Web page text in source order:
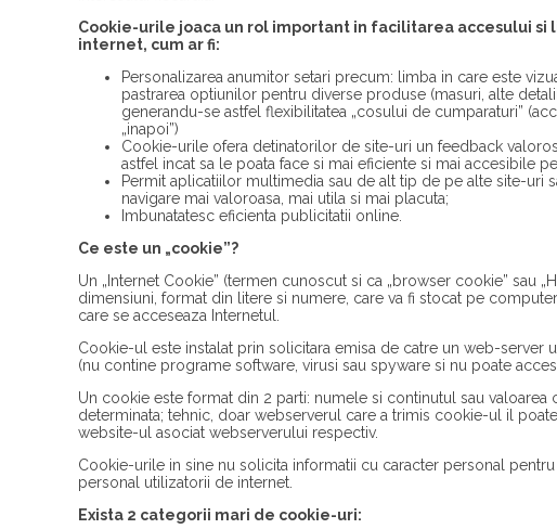
Cookie-urile joaca un rol important in facilitarea accesului
internet, cum ar fi:
Personalizarea anumitor setari precum: limba in care este
pastrarea optiunilor pentru diverse produse (masuri, alte
generandu-se astfel flexibilitatea „cosului de cumparaturi”
„inapoi”)
Cookie-urile ofera detinatorilor de site-uri un feedback
astfel incat sa le poata face si mai eficiente si mai accesibile
Permit aplicatiilor multimedia sau de alt tip de pe alte site-uri
navigare mai valoroasa, mai utila si mai placuta;
Imbunatatesc eficienta publicitatii online.
Ce este un „cookie”?
Un „Internet Cookie” (termen cunoscut si ca „browser cookie” sau
dimensiuni, format din litere si numere, care va fi stocat pe
care se acceseaza Internetul.
Cookie-ul este instalat prin solicitara emisa de catre un web-server
(nu contine programe software, virusi sau spyware si nu poate
Un cookie este format din 2 parti: numele si continutul sau
determinata; tehnic, doar webserverul care a trimis cookie-ul il
website-ul asociat webserverului respectiv.
Cookie-urile in sine nu solicita informatii cu caracter personal
personal utilizatorii de internet.
Exista 2 categorii mari de cookie-uri: